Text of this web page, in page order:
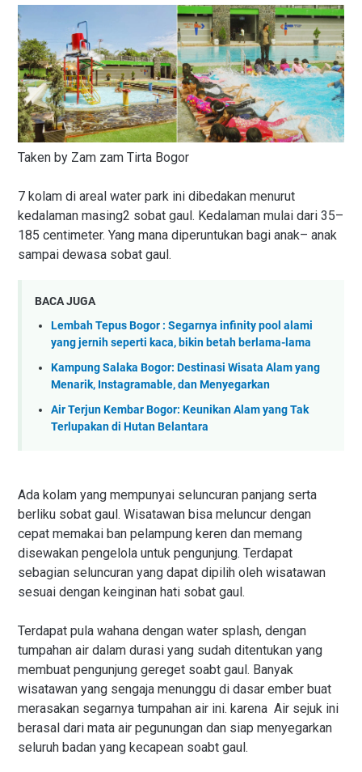
Taken by Zam zam Tirta Bogor
7 kolam di areal water park ini dibedakan menurut
kedalaman masing2 sobat gaul. Kedalaman mulai dari 35–
185 centimeter. Yang mana diperuntukan bagi anak– anak
sampai dewasa sobat gaul.
BACA JUGA
Lembah Tepus Bogor : Segarnya infinity pool alami
yang jernih seperti kaca, bikin betah berlama-lama
Kampung Salaka Bogor: Destinasi Wisata Alam yang
Menarik, Instagramable, dan Menyegarkan
Air Terjun Kembar Bogor: Keunikan Alam yang Tak
Terlupakan di Hutan Belantara
Ada kolam yang mempunyai seluncuran panjang serta
berliku sobat gaul. Wisatawan bisa meluncur dengan
cepat memakai ban pelampung keren dan memang
disewakan pengelola untuk pengunjung. Terdapat
sebagian seluncuran yang dapat dipilih oleh wisatawan
sesuai dengan keinginan hati sobat gaul.
Terdapat pula wahana dengan water splash, dengan
tumpahan air dalam durasi yang sudah ditentukan yang
membuat pengunjung gereget soabt gaul. Banyak
wisatawan yang sengaja menunggu di dasar ember buat
merasakan segarnya tumpahan air ini. karena Air sejuk ini
berasal dari mata air pegunungan dan siap menyegarkan
seluruh badan yang kecapean soabt gaul.